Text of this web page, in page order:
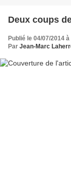
Deux coups
Publié le 04/07/2014
Par Jean-Marc